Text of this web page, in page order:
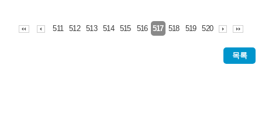
511 512 513 514 515 516 517 518 519 520
목록